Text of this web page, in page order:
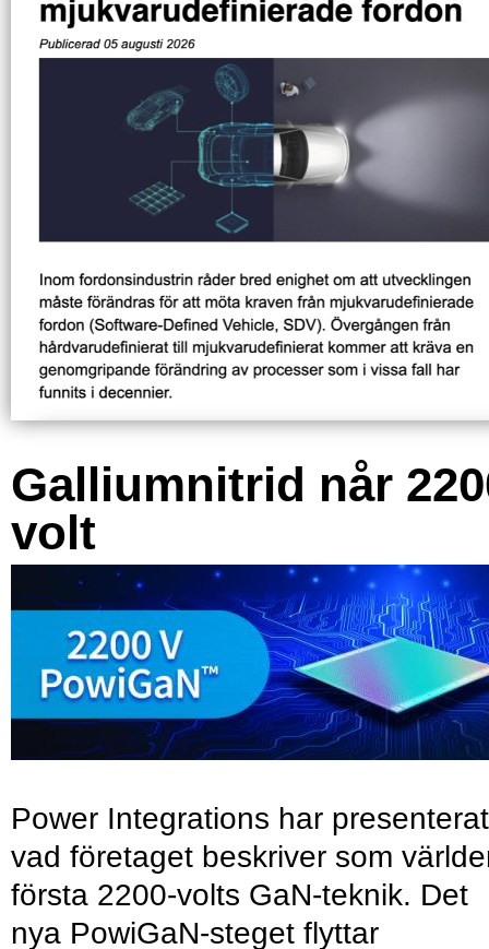
Galliumnitrid når
volt
Power Integrations har presenterat
vad företaget beskriver som
första 2200-volts GaN-teknik. Det
nya PowiGaN-steget flyttar